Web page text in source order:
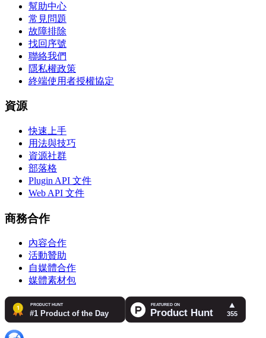
幫助中心
常見問題
故障排除
找回序號
聯絡我們
隱私權政策
終端使用者授權協定
資源
快速上手
用法與技巧
資源社群
部落格
Plugin API 文件
Web API 文件
商務合作
內容合作
活動贊助
自媒體合作
媒體素材包